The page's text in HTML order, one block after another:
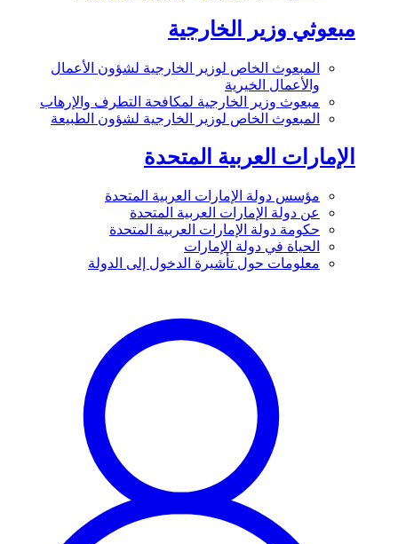
مبعوثي وزير الخارجية
المبعوث الخاص لوزير الخارجية لشؤون الأعمال
والأعمال الخيرية
مبعوث وزير الخارجية لمكافحة التطرف والإرهاب
المبعوث الخاص لوزير الخارجية لشؤون الطبيعة
الإمارات العربية المتحدة
مؤسس دولة الإمارات العربية المتحدة
عن دولة الإمارات العربية المتحدة
حكومة دولة الإمارات العربية المتحدة
الحياة في دولة الإمارات
معلومات حول تأشيرة الدخول إلى الدولة